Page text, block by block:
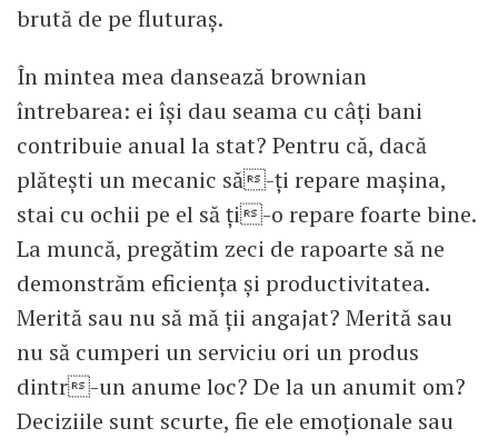
brută de pe fluturaș.
În mintea mea dansează brownian
întrebarea: ei își dau seama cu câți bani
contribuie anual la stat? Pentru că, dacă
plătești un mecanic să-ți repare mașina,
stai cu ochii pe el să ți-o repare foarte bine.
La muncă, pregătim zeci de rapoarte să ne
demonstrăm eficiența și productivitatea.
Merită sau nu să mă ții angajat? Merită sau
nu să cumperi un serviciu ori un produs
dintr-un anume loc? De la un anumit om?
Deciziile sunt scurte, fie ele emoționale sau